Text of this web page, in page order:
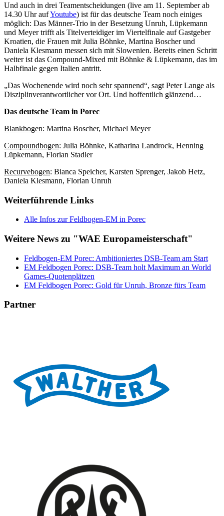
Und auch in drei Teamentscheidungen (live am 11. September ab
14.30 Uhr aufYoutube) ist für das deutsche Team noch einiges
möglich: Das Männer-Trio in der Besetzung Unruh, Lüpkemann
und Meyer trifft als Titelverteidiger im Viertelfinale auf Gastgeber
Kroatien, die Frauen mit Julia Böhnke, Martina Boscher und
Daniela Klesmann messen sich mit Slowenien. Bereits einen Schritt
weiter ist das Compound-Mixed mit Böhnke & Lüpkemann, das im
Halbfinale gegen Italien antritt.
„Das Wochenende wird noch sehr spannend“, sagt Peter Lange als
Disziplinverantwortlicher vor Ort. Und hoffentlich glänzend…
Das deutsche Team in Porec
Blankbogen: Martina Boscher, Michael Meyer
Compoundbogen: Julia Böhnke, Katharina Landrock, Henning
Lüpkemann, Florian Stadler
Recurvebogen: Bianca Speicher, Karsten Sprenger, Jakob Hetz,
Daniela Klesmann, Florian Unruh
Weiterführende Links
Alle Infos zur Feldbogen-EM in Porec
Weitere News zu "WAE Europameisterschaft"
Feldbogen-EM Porec: Ambitioniertes DSB-Team am Start
EM Feldbogen Porec: DSB-Team holt Maximum an World
Games-Quotenplätzen
EM Feldbogen Porec: Gold für Unruh, Bronze fürs Team
Partner